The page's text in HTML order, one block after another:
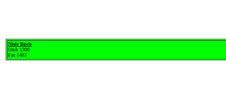
Niels Buch
Omk 1390
Før 1483